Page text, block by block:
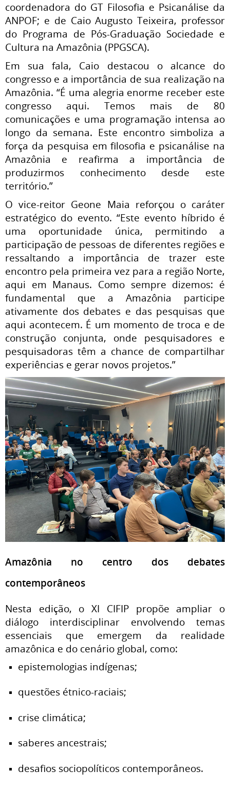
coordenadora do GT Filosofia e Psicanálise da
ANPOF; e de Caio Augusto Teixeira, professor
do Programa de Pós-Graduação Sociedade e
Cultura na Amazônia (PPGSCA).
Em sua fala, Caio destacou o alcance do
congresso e a importância de sua realização na
Amazônia. “É uma alegria enorme receber este
congresso aqui. Temos mais de 80
comunicações e uma programação intensa ao
longo da semana. Este encontro simboliza a
força da pesquisa em filosofia e psicanálise na
Amazônia e reafirma a importância de
produzirmos conhecimento desde este
território.”
O vice-reitor Geone Maia reforçou o caráter
estratégico do evento. “Este evento híbrido é
uma oportunidade única, permitindo a
participação de pessoas de diferentes regiões e
ressaltando a importância de trazer este
encontro pela primeira vez para a região Norte,
aqui em Manaus. Como sempre dizemos: é
fundamental que a Amazônia participe
ativamente dos debates e das pesquisas que
aqui acontecem. É um momento de troca e de
construção conjunta, onde pesquisadores e
pesquisadoras têm a chance de compartilhar
experiências e gerar novos projetos.”
Amazônia no centro dos debates
contemporâneos
Nesta edição, o XI CIFIP propõe ampliar o
diálogo interdisciplinar envolvendo temas
essenciais que emergem da realidade
amazônica e do cenário global, como:
epistemologias indígenas;
questões étnico-raciais;
crise climática;
saberes ancestrais;
desafios sociopolíticos contemporâneos.